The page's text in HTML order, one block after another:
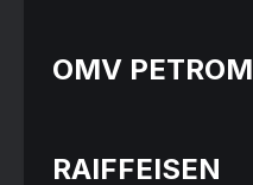
OMV PETROM
RAIFFEISEN